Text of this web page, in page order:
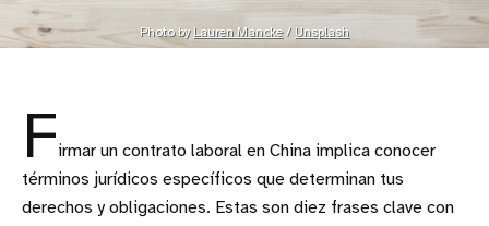
Photo by Lauren Mancke / Unsplash
Firmar un contrato laboral en China implica conocer
términos jurídicos específicos que determinan tus
derechos y obligaciones. Estas son diez frases clave con